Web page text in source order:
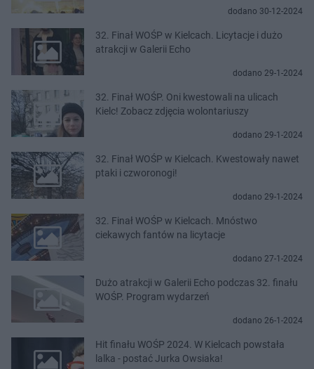
dodano 30-12-2024
32. Finał WOŚP w Kielcach. Licytacje i dużo
atrakcji w Galerii Echo
dodano 29-1-2024
32. Finał WOŚP. Oni kwestowali na ulicach
Kielc! Zobacz zdjęcia wolontariuszy
dodano 29-1-2024
32. Finał WOŚP w Kielcach. Kwestowały nawet
ptaki i czworonogi!
dodano 29-1-2024
32. Finał WOŚP w Kielcach. Mnóstwo
ciekawych fantów na licytacje
dodano 27-1-2024
Dużo atrakcji w Galerii Echo podczas 32. finału
WOŚP. Program wydarzeń
dodano 26-1-2024
Hit finału WOŚP 2024. W Kielcach powstała
lalka - postać Jurka Owsiaka!